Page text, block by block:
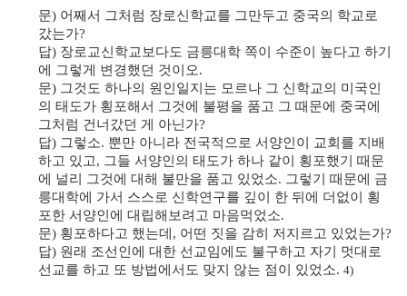
문) 어째서 그처럼 장로신학교를 그만두고 중국의 학교로
갔는가?
답) 장로교신학교보다도 금릉대학 쪽이 수준이 높다고 하기
에 그렇게 변경했던 것이오.
문) 그것도 하나의 원인일지는 모르나 그 신학교의 미국인
의 태도가 횡포해서 그것에 불평을 품고 그 때문에 중국에
그처럼 건너갔던 게 아닌가?
답) 그렇소. 뿐만 아니라 전국적으로 서양인이 교회를 지배
하고 있고, 그들 서양인의 태도가 하나 같이 횡포했기 때문
에 널리 그것에 대해 불만을 품고 있었소. 그렇기 때문에 금
릉대학에 가서 스스로 신학연구를 깊이 한 뒤에 더없이 횡
포한 서양인에 대립해보려고 마음먹었소.
문) 횡포하다고 했는데, 어떤 짓을 감히 저지르고 있었는가?
답) 원래 조선인에 대한 선교임에도 불구하고 자기 멋대로
선교를 하고 또 방법에서도 맞지 않는 점이 있었소. 4)